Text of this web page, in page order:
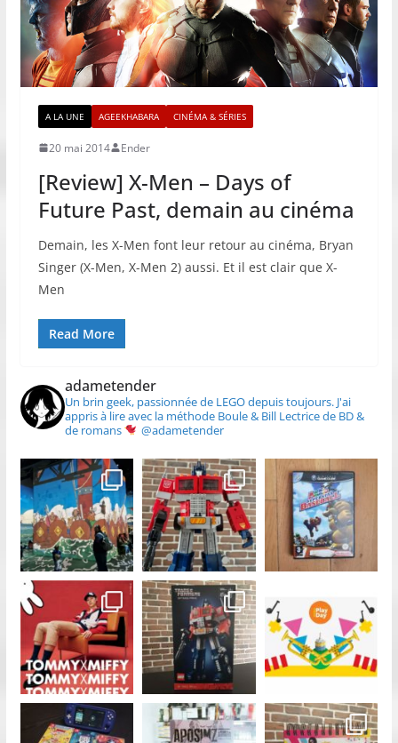
A LA UNE AGEEKHABARA CINÉMA & SÉRIES
20 mai 2014 Ender
[Review] X-Men – Days of
Future Past, demain au cinéma
Demain, les X-Men font leur retour au cinéma, Bryan
Singer (X-Men, X-Men 2) aussi. Et il est clair que X-
Men
Read More
adametender
Un brin geek, passionnée de LEGO depuis toujours.J'ai
appris à lire avec la méthode Boule & Bill Lectrice de BD &
de romans
@adametender